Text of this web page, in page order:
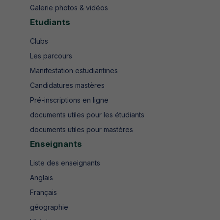
Galerie photos & vidéos
Etudiants
Clubs
Les parcours
Manifestation estudiantines
Candidatures mastères
Pré-inscriptions en ligne
documents utiles pour les étudiants
documents utiles pour mastères
Enseignants
Liste des enseignants
Anglais
Français
géographie